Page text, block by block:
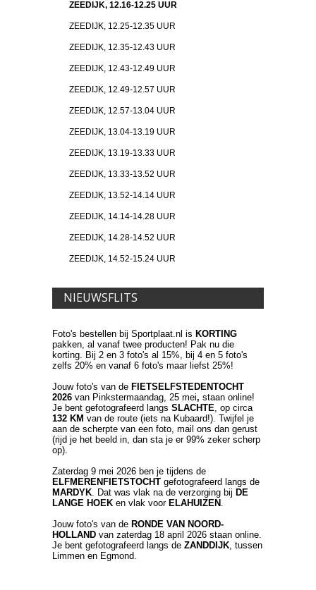
ZEEDIJK, 12.16-12.25 UUR
ZEEDIJK, 12.25-12.35 UUR
ZEEDIJK, 12.35-12.43 UUR
ZEEDIJK, 12.43-12.49 UUR
ZEEDIJK, 12.49-12.57 UUR
ZEEDIJK, 12.57-13.04 UUR
ZEEDIJK, 13.04-13.19 UUR
ZEEDIJK, 13.19-13.33 UUR
ZEEDIJK, 13.33-13.52 UUR
ZEEDIJK, 13.52-14.14 UUR
ZEEDIJK, 14.14-14.28 UUR
ZEEDIJK, 14.28-14.52 UUR
ZEEDIJK, 14.52-15.24 UUR
NIEUWSFLITS
Foto's bestellen bij Sportplaat.nl is KORTING
pakken, al vanaf twee producten! Pak nu die
korting. Bij 2 en 3 foto's al 15%, bij 4 en 5 foto's
zelfs 20% en vanaf 6 foto's maar liefst 25%!
Jouw foto's van de FIETSELFSTEDENTOCHT
2026 van Pinkstermaandag, 25 mei, staan online!
Je bent gefotografeerd langs SLACHTE , op circa
132 KM van de route (iets na Kubaard!). Twijfel je
aan de scherpte van een foto, mail ons dan gerust
(rijd je het beeld in, dan sta je er 99% zeker scherp
op).
Zaterdag 9 mei 2026 ben je tijdens de
ELFMERENFIETSTOCHT gefotografeerd langs de
MARDYK . Dat was vlak na de verzorging bij DE
LANGE HOEK en vlak voor ELAHUIZEN
Jouw foto's van de RONDE VAN NOORD-
HOLLAND van zaterdag 18 april 2026 staan online.
Je bent gefotografeerd langs de ZANDDIJK , tussen
Limmen en Egmond.